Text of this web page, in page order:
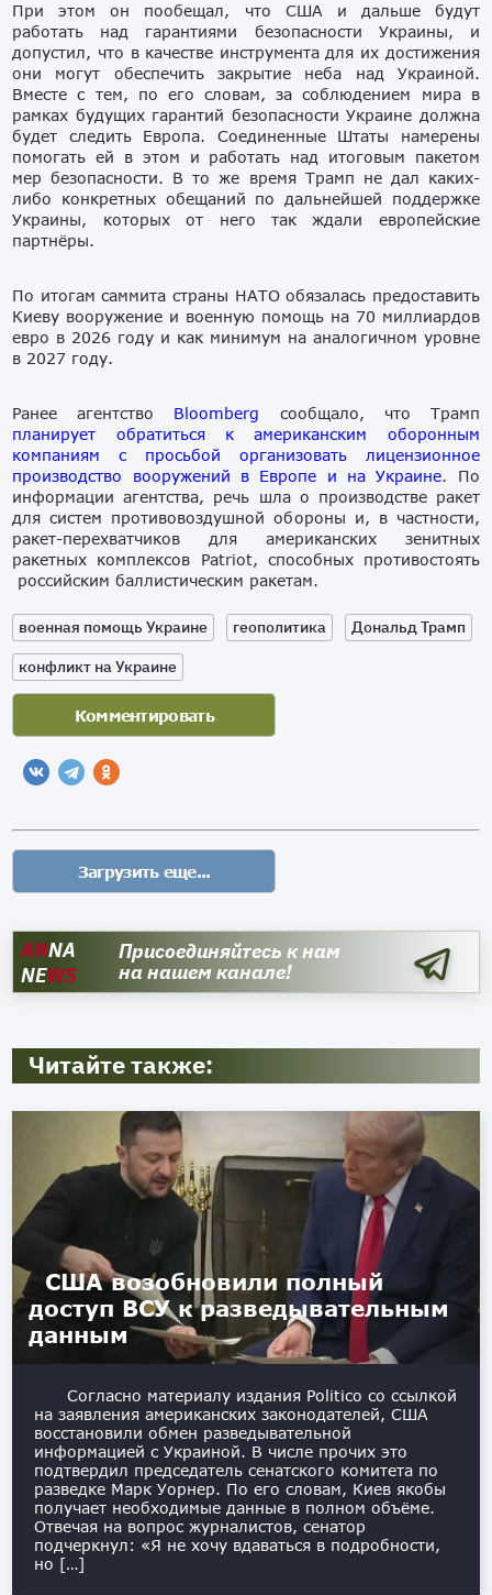
При этом он пообещал, что США и дальше будут
работать над гарантиями безопасности Украины, и
допустил, что в качестве инструмента для их достижения
они могут обеспечить закрытие неба над Украиной.
Вместе с тем, по его словам, за соблюдением мира в
рамках будущих гарантий безопасности Украине должна
будет следить Европа. Соединенные Штаты намерены
помогать ей в этом и работать над итоговым пакетом
мер безопасности. В то же время Трамп не дал каких-
либо конкретных обещаний по дальнейшей поддержке
Украины, которых от него так ждали европейские
партнёры.
По итогам саммита страны НАТО обязалась предоставить
Киеву вооружение и военную помощь на 70 миллиардов
евро в 2026 году и как минимум на аналогичном уровне
в 2027 году.
Ранее агентство Bloomberg сообщало, что Трамп
планирует обратиться к американским оборонным
компаниям с просьбой организовать лицензионное
производство вооружений в Европе и на Украине. По
информации агентства, речь шла о производстве ракет
для систем противовоздушной обороны и, в частности,
ракет-перехватчиков для американских зенитных
ракетных комплексов Patriot, способных противостоять
российским баллистическим ракетам.
военная помощь Украине геополитика
Дональд Трамп
конфликт на Украине
ANNA
NEWS
Присоединяйтесь к нам
на нашем канале!
Читайте также:
США возобновили полный
доступ ВСУ к разведывательным
данным
Согласно материалу издания Politico со ссылкой
на заявления американских законодателей, США
восстановили обмен разведывательной
информацией с Украиной. В числе прочих это
подтвердил председатель сенатского комитета по
разведке Марк Уорнер. По его словам, Киев якобы
получает необходимые данные в полном объёме.
Отвечая на вопрос журналистов, сенатор
подчеркнул: «Я не хочу вдаваться в подробности,
но […]